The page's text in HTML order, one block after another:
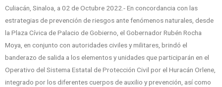
Culiacán, Sinaloa, a 02 de Octubre 2022.- En concordancia con las
estrategias de prevención de riesgos ante fenómenos naturales, desde
la Plaza Cívica de Palacio de Gobierno, el Gobernador Rubén Rocha
Moya, en conjunto con autoridades civiles y militares, brindó el
banderazo de salida a los elementos y unidades que participarán en el
Operativo del Sistema Estatal de Protección Civil por el Huracán Orlene,
integrado por los diferentes cuerpos de auxilio y prevención, así como